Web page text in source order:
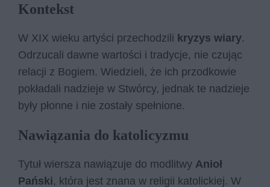
Kontekst
W XIX wieku artyści przechodzili kryzys wiary.
Odrzucali dawne wartości i tradycje, nie czując
relacji z Bogiem. Wiedzieli, że ich przodkowie
pokładali nadzieje w Stwórcy, jednak te nadzieje
były płonne i nie zostały spełnione.
Nawiązania do katolicyzmu
Tytuł wiersza nawiązuje do modlitwy Anioł
Pański, która jest znana w religii katolickiej. W